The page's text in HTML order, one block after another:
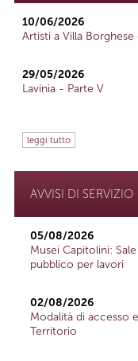
10/06/2026
Artisti a Villa Borghese
29/05/2026
Lavinia - Parte V
leggi tutto
AVVISI DI SERVIZIO
05/08/2026
Musei Capitolini:
pubblico per lavori
02/08/2026
Modalità di accesso
Territorio